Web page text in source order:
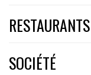
RESTAURANTS
SOCIÉTÉ